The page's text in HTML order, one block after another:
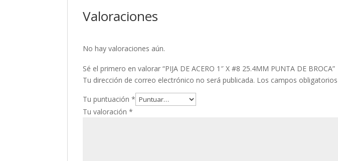
Valoraciones
No hay valoraciones aún.
Sé el primero en valorar “PIJA DE ACERO 1″ X #8 25.4MM PUNTA DE BROCA”
Tu dirección de correo electrónico no será publicada. Los campos
Tu puntuación*
Tu valoración*